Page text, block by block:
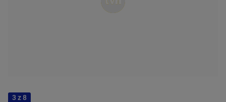
3 z 8